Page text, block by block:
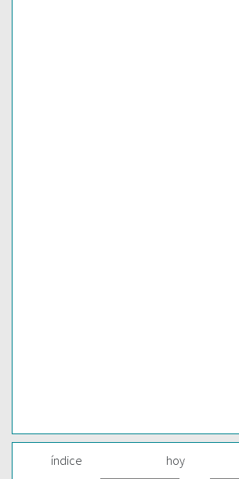
índice hoy